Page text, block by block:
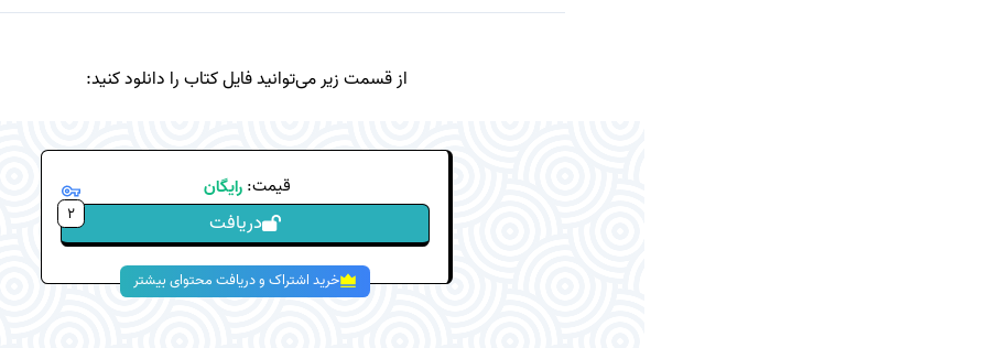
از قسمت زیر می‌توانید فایل کتاب را دانلود کنید:
قیمت: رایگان
دریافت 2
خرید اشتراک و دریافت محتوای بیشتر